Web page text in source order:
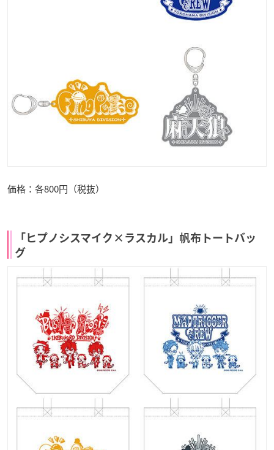
価格：各800円（税抜）
「ヒプノシスマイク×ラスカル」帆布トートバッ
グ